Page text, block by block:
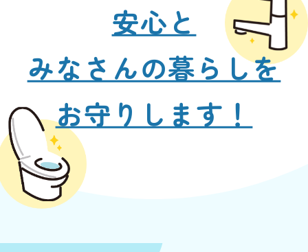
安心と
みなさんの暮らしを
お守りします！